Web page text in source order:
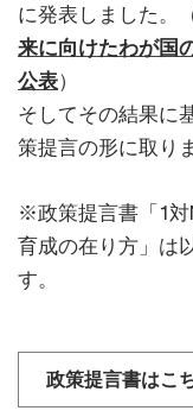
に発表しました。
来に向けたわが国
公表）
そしてその結果に
策提言の形に取り
※政策提言書「1
育成の在り方」は
す。
政策提言書はこ